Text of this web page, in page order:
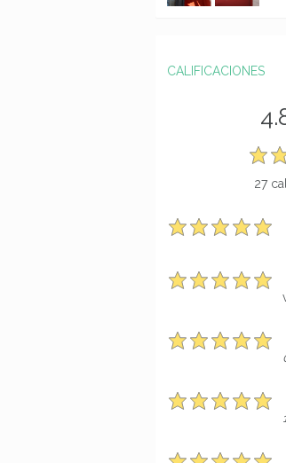
CALIFICACIONES
27